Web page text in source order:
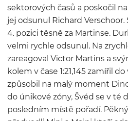
sektorových časů a poskočil
jej odsunul Richard Verschoor.
4. pozici těsně za Martinse.
velmi rychle odsunul. Na
zareagoval Victor Martins a
kolem v čase 1:21,145 zamířil
způsobil na malý moment
do únikové zóny, Švéd se v té
posledním místě pořadí.